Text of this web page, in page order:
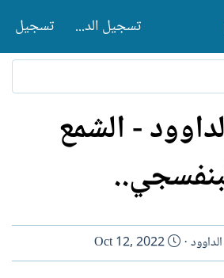
تسجيل الدخول تسجيل
- الشمع
ت
ا
Oct 12, 2022